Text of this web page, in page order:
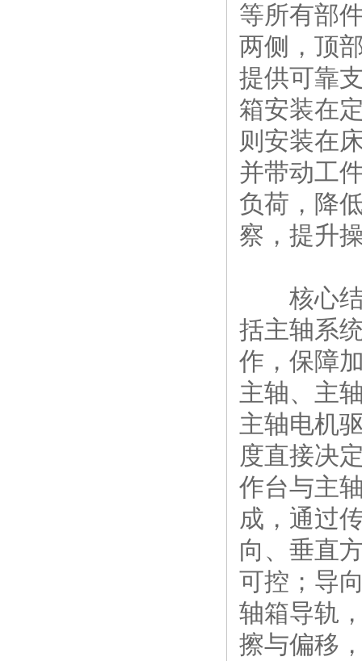
等所有部
两侧，顶
提供可靠
箱安装在
则安装在
并带动工
负荷，降
察，提升
核心结
括主轴系
作，保障
主轴、主
主轴电机
度直接决
作台与主
成，通过
向、垂直
可控；导
轴箱导轨
擦与偏移